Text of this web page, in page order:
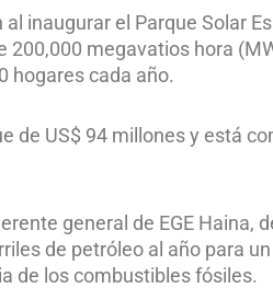
inaugurar el Parque Solar
200,000 megavatios hora
hogares cada año.
de US$ 94 millones y está
general de EGE Haina,
de petróleo al año para
de los combustibles fósiles.